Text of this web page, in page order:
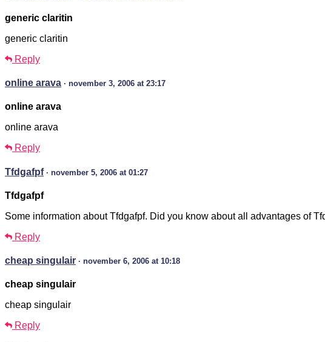
generic claritin
generic claritin
Reply
online arava · november 3, 2006 at 23:17
online arava
online arava
Reply
Tfdgafpf · november 5, 2006 at 01:27
Tfdgafpf
Some information about Tfdgafpf. Did you know about all advantages of
Reply
cheap singulair · november 6, 2006 at 10:18
cheap singulair
cheap singulair
Reply